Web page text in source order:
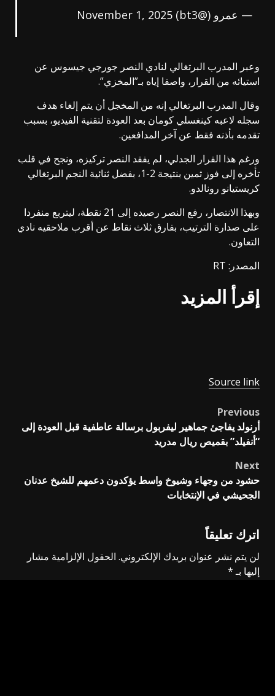
— عمرو (@bt3)
November 1, 2025
وعبر المدرب البرتغالي لنادي النصر جورجي جيسوس عن
استيائه من القرار، واصفا إياه بـ”المخزي”.
وقال المدرب البرتغالي إنه من المخجل أن يتم إلغاء هدف
سجله لاعبه كينغسلي كومان بعد العودة لتقنية الفيديو، بسبب
تقدمه بأذنه فقط عن آخر المدافعين.
ورغم هذا القرار الجدلي، لم يفقد النصر تركيزه، ونجح في قلب
تأخره إلى فوز ثمين بنتيجة 2-1، بفضل ثنائية النجم البرتغالي
كريستيانو رونالدو.
وبهذا الانتصار، رفع النصر رصيده إلى 21 نقطة، ليتربع منفردا
على صدارة الترتيب، بفارق ثلاث نقاط عن أقرب ملاحقيه نادي
التعاون.
المصدر: RT
إقرأ المزيد
Source link
Post
navigation
Previous
أرنولد يفاجئ جماهير ليفربول برسالة عاطفية قبل العودة إلى
“أنفيلد” بقميص ريال مدريد
Next
حشود من وجهاء وشيوخ واسط يؤكدون دعمهم للشيخ عدنان
الجحيشي في الإنتخابات
اترك تعليقاً
لن يتم نشر عنوان بريدك الإلكتروني. الحقول الإلزامية مشار
إليها بـ*